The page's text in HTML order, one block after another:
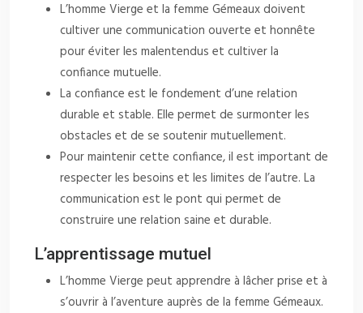
L’homme Vierge et la femme Gémeaux doivent
cultiver une communication ouverte et honnête
pour éviter les malentendus et cultiver la
confiance mutuelle.
La confiance est le fondement d’une relation
durable et stable. Elle permet de surmonter les
obstacles et de se soutenir mutuellement.
Pour maintenir cette confiance, il est important de
respecter les besoins et les limites de l’autre. La
communication est le pont qui permet de
construire une relation saine et durable.
L’apprentissage mutuel
L’homme Vierge peut apprendre à lâcher prise et à
s’ouvrir à l’aventure auprès de la femme Gémeaux.